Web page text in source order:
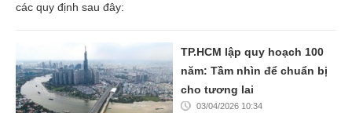
các quy định sau đây:
TP.HCM lập quy hoạch 100
năm: Tầm nhìn để chuẩn bị
cho tương lai
03/04/2026 10:34